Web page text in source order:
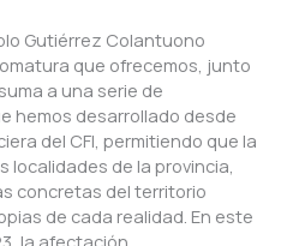
Gutiérrez Colantuono
que ofrecemos, junto
a una serie de
hemos desarrollado desde
del CFI, permitiendo que la
localidades de la provincia,
concretas del territorio
de cada realidad. En este
la afectación